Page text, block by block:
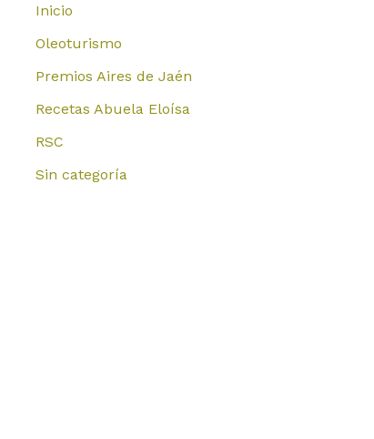
Inicio
Oleoturismo
Premios Aires de Jaén
Recetas Abuela Eloísa
RSC
Sin categoría